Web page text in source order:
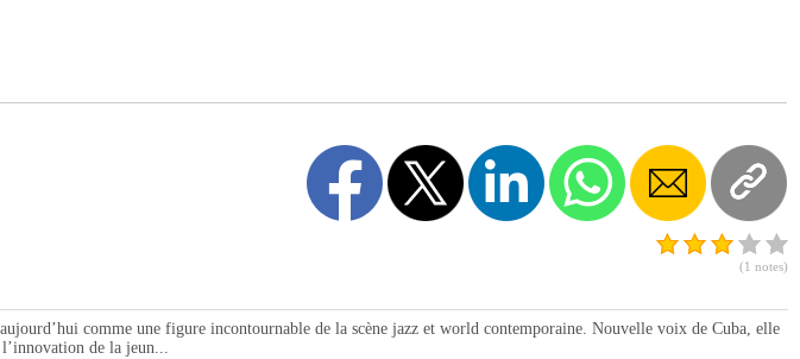
(1 notes)
comme une figure incontournable de la scène jazz et world contemporaine. Nouvelle voix de Cuba, elle
de la jeun...